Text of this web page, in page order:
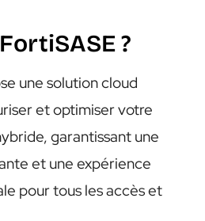
?
une solution cloud
et optimiser votre
garantissant une
et une expérience
pour tous les accès et